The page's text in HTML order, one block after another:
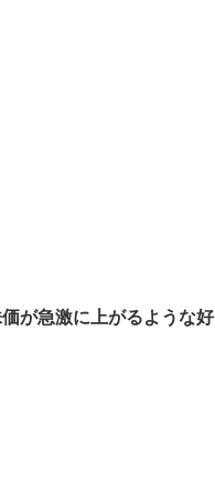
が急激に上がるような好